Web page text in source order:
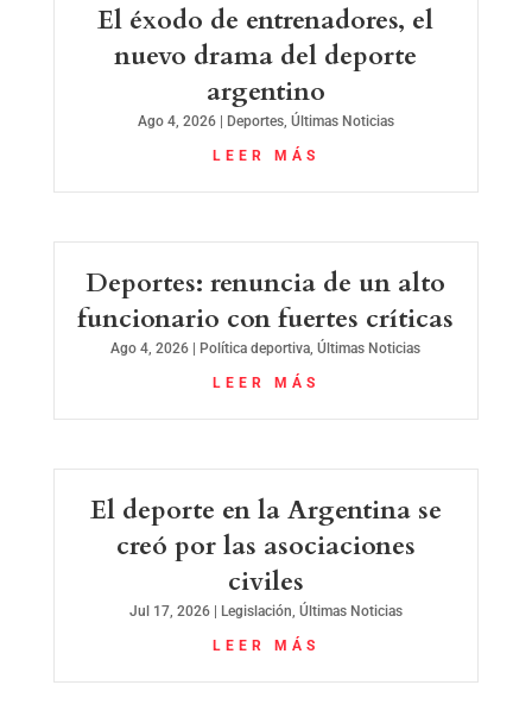
El éxodo de entrenadores, el
nuevo drama del deporte
argentino
Ago 4, 2026| Deportes, Últimas Noticias
LEER MÁS
Deportes: renuncia de un alto
funcionario con fuertes críticas
Ago 4, 2026 Política deportiva,Últimas Noticias
LEER MÁS
El deporte en la Argentina se
creó por las asociaciones
civiles
Jul 17, 2026| Legislación, Últimas Noticias
LEER MÁS